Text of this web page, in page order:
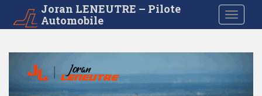
i
Joran LENEUTRE – Pilote
Automobile